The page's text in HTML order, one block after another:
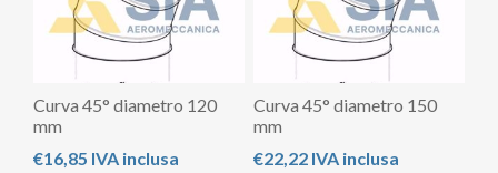
Curva 45° diametro 120
mm
€16,85 IVA inclusa
Curva 45° diametro 150
mm
€22,22 IVA inclusa